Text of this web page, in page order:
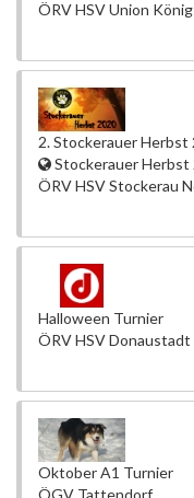
ÖRV HSV Union
2. Stockerauer Herbst
Stockerauer Herbst
ÖRV HSV Stockerau
Halloween Turnier
ÖRV HSV Donaustadt
Oktober A1 Turnier
ÖGV Tattendorf